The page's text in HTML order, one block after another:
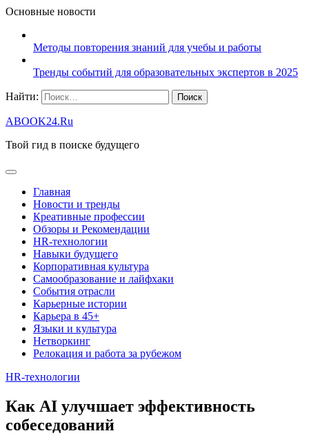
Основные новости
Методы повторения знаний для учебы и работы
Тренды событий для образовательных экспертов в 2025
Найти:
ABOOK24.Ru
Твой гид в поиске будущего
Главная
Новости и тренды
Креативные профессии
Обзоры и Рекомендации
HR‑технологии
Навыки будущего
Корпоративная культура
Самообразование и лайфхаки
События отрасли
Карьерные истории
Карьера в 45+
Языки и культура
Нетворкинг
Релокация и работа за рубежом
HR‑технологии
Как AI улучшает эффективность
собеседований